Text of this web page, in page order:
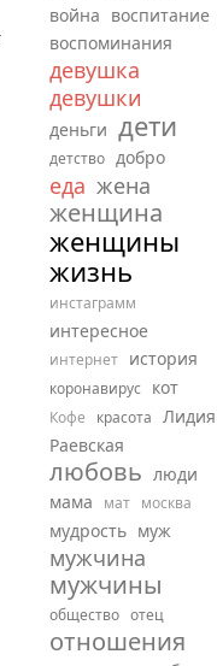
война воспитание
воспоминания
девушка
девушки
деньги дети
детство добро
еда жена
женщина
женщины
жизнь
инстаграмм
интересное
интернет история
коронавирус кот
Кофе красота Лидия
Раевская
любовь люди
мама
мат москва
мудрость муж
мужчина
мужчины
общество отец
отношения